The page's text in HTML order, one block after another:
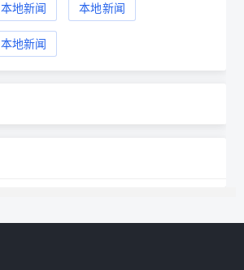
本地新闻 本地新闻
本地新闻